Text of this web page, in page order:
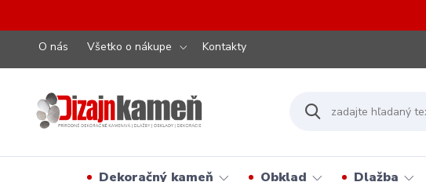
O nás Všetko o nákupe Kontakty
Dekoračný kameň Obklad Dlažba